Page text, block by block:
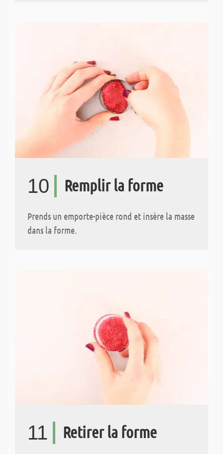
10 Remplir la forme
Prends un emporte-pièce rond et insère la masse
dans la forme.
11 Retirer la forme